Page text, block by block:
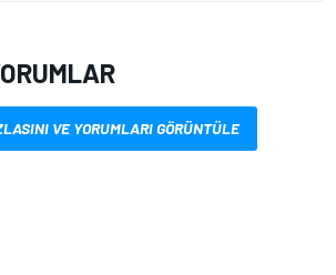
VE YORUMLARI GÖRÜNTÜLE